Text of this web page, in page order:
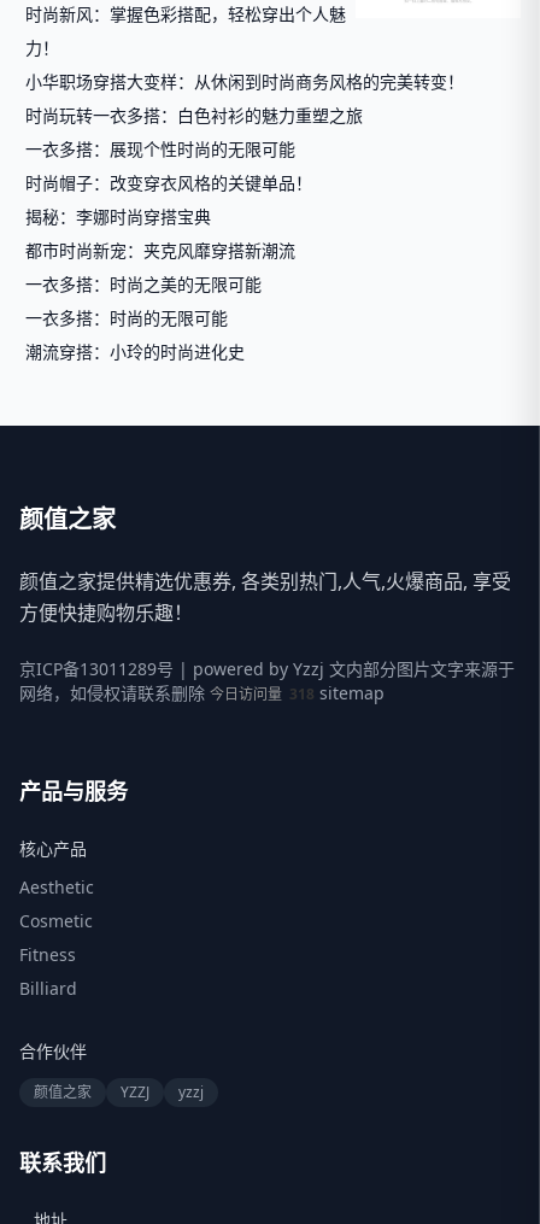
时尚新风：掌握色彩搭配，轻松穿出个人魅
力！
小华职场穿搭大变样：从休闲到时尚商务风格的完美转变！
时尚玩转一衣多搭：白色衬衫的魅力重塑之旅
一衣多搭：展现个性时尚的无限可能
时尚帽子：改变穿衣风格的关键单品！
揭秘：李娜时尚穿搭宝典
都市时尚新宠：夹克风靡穿搭新潮流
一衣多搭：时尚之美的无限可能
一衣多搭：时尚的无限可能
潮流穿搭：小玲的时尚进化史
颜值之家
颜值之家提供精选优惠券, 各类别热门,人气,火爆商品, 享受
方便快捷购物乐趣！
京ICP备13011289号 | powered by Yzzj 文内部分图片文字来源于
网络，如侵权请联系删除 今日访问量 318 sitemap
产品与服务
核心产品
Aesthetic
Cosmetic
Fitness
Billiard
合作伙伴
颜值之家 YZZJ yzzj
联系我们